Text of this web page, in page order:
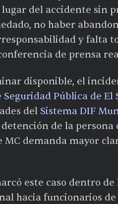
del accidente sin
no haber
y falta
de prensa
disponible, el
Seguridad Pública de El
del Sistema DIF
de la persona
MC demanda mayor
este caso dentro
hacia funcionarios de